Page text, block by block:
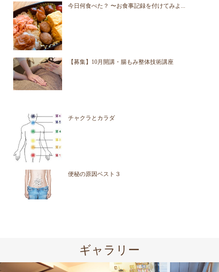
今日何食べた？ 〜お食事記録を付けてみよ...
【募集】10月開講・腸もみ整体技術講座
チャクラとカラダ
便秘の原因ベスト３
ギャラリー